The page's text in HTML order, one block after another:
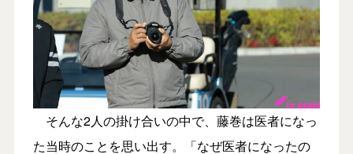
そんな2人の掛け合いの中で、藤巻は医者になっ
た当時のことを思い出す。「なぜ医者になったの